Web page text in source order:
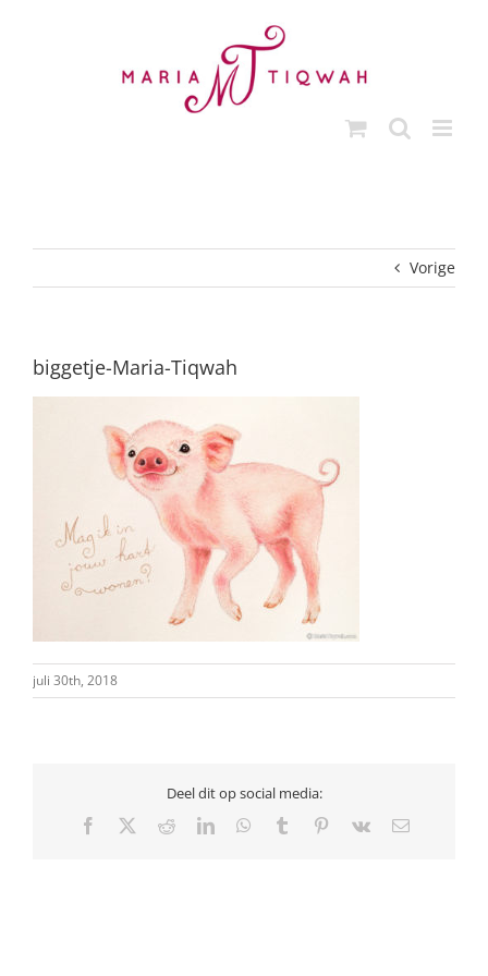
Vorige
biggetje-Maria-Tiqwah
juli 30th, 2018
Deel dit op social media:
Facebook RedditLinkedInWhatsApp
Tumblr Pinterest
Vk
E-